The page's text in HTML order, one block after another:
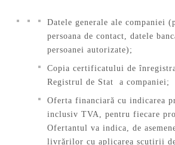
Datele generale ale companiei
persoana de contact, datele
persoanei autorizate);
Copia certificatului de
Registrul de Stat a companiei;
Oferta financiară cu indicarea
inclusiv TVA, pentru fiecare
Ofertantul va indica, de
livrărilor cu aplicarea scutirii